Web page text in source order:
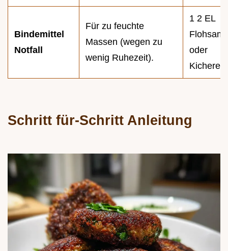
Bindemittel
Notfall
Für zu feuchte
Massen (wegen zu
wenig Ruhezeit).
1 2 EL
oder
Schritt für-Schritt Anleitung